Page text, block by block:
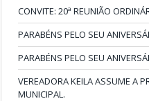
CONVITE: 20ª REUNIÃO
PARABÉNS PELO SEU
PARABÉNS PELO SEU
VEREADORA KEILA ASSUME A
MUNICIPAL.